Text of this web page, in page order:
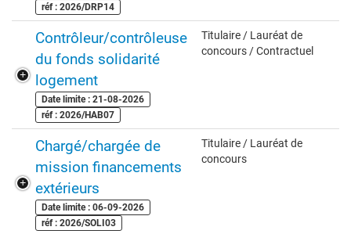
réf : 2026/DRP14
Contrôleur/contrôleuse
du fonds solidarité
logement
Date limite : 21-08-2026
réf : 2026/HAB07
Titulaire / Lauréat de
concours / Contractuel
Chargé/chargée de
mission financements
extérieurs
Date limite : 06-09-2026
réf : 2026/SOLI03
Titulaire / Lauréat de
concours